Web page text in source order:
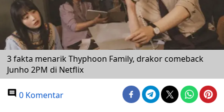
3 fakta menarik Thyphoon Family, drakor comeback
Junho 2PM di Netflix
0 Komentar